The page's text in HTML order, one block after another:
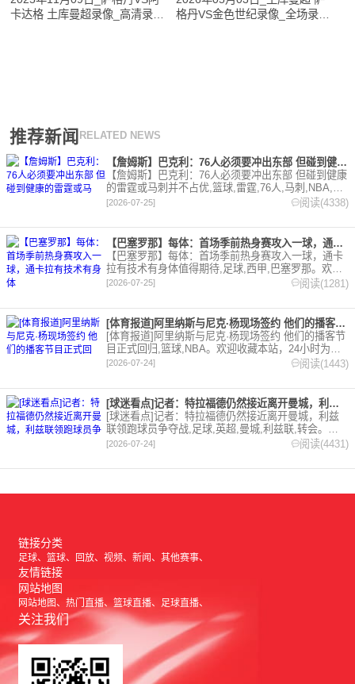
卡达格 土库曼超录像_高清录像
格丹VS金色世纪录像_全场录像
推荐新闻 RELATED NEWS
【詹姆斯】巴克利：76人必须要冲出东部 但碰到健康的雷霆或马
【詹姆斯】巴克利：76人必须要冲出东部 但碰到健康
的雷霆或马刺并不占优,篮球,雷霆,76人,马刺,NBA,詹
姆斯。欢迎收藏本站，24小时为你更新最新的足球，
[2026-07-25] 阅读(4338)
【巴塞罗那】每体：首场季前热身赛攻入一球，通卡拉有技术有身体
【巴塞罗那】每体：首场季前热身赛攻入一球，通卡
拉有技术有身体值得期待,足球,西甲,巴塞罗那。欢迎
收藏本站，24小时为你更新最新的足球，篮球体育资
[2026-07-25] 阅读(1281)
[体育报道]阿里纳斯与尼克·杨现场签约 他们的播客节目正式回
[体育报道]阿里纳斯与尼克·杨现场签约 他们的播客节
目正式回归,篮球,NBA。欢迎收藏本站，24小时为你
更新最新的足球，篮球体育资讯。
[2026-07-24] 阅读(1443)
[球迷看点]记者：特拉福德仍然接近离开曼城，利兹联领跑球员争
[球迷看点]记者：特拉福德仍然接近离开曼城，利兹
联领跑球员争夺战,足球,英超,曼城,利兹联,转会。欢
迎收藏本站，24小时为你更新最新的足球，篮球体育
[2026-07-24] 阅读(4431)
链接分类
足球 篮球 回放 视频 新闻 其他赛事
友情链接
网站地图
网站地图 热门直播 篮球直播 足球直播
关注我们